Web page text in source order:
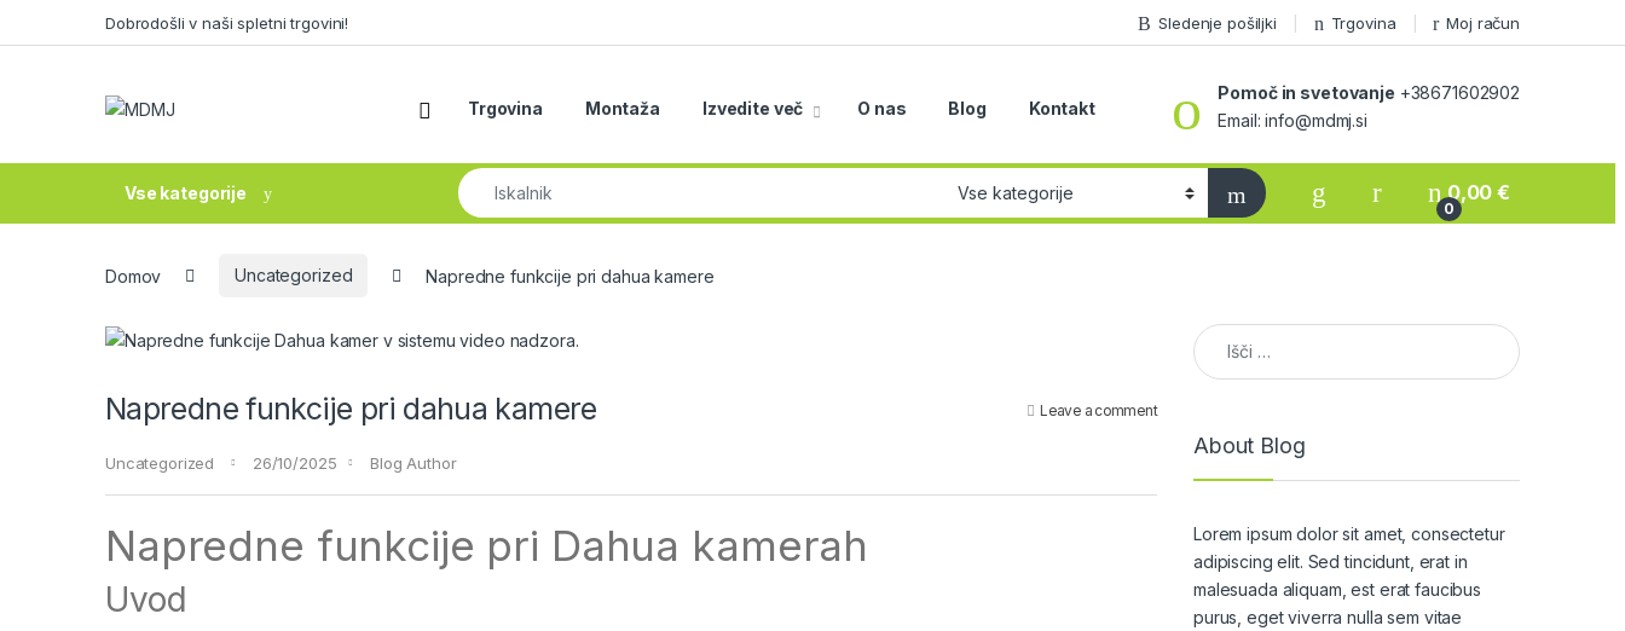
Dobrodošli v naši spletni trgovini! Sledenje pošiljki Trgovina Moj račun
Trgovina Montaža Izvedite več O nas Blog Kontakt
Pomoč in svetovanje +38671602902
Email: info@mdmj.si
Vse kategorije
Search for:
0
0,00€
Domov Uncategorized Napredne funkcije pri dahua kamere
Napredne funkcije pri dahua kamere Leave a comment
Uncategorized 26/10/2025 Blog Author
Napredne funkcije pri Dahua kamerah
Uvod
Išči:
About Blog
Lorem ipsum dolor sit amet, consectetur
adipiscing elit. Sed tincidunt, erat in
malesuada aliquam, est erat faucibus
purus, eget viverra nulla sem vitae